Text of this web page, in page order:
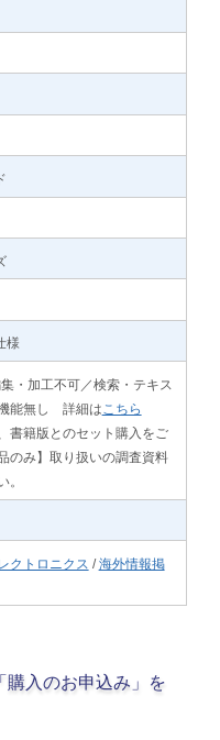
様
・加工不可／検索・テキス
能無し 詳細は こちら
書籍版とのセット購入をご
のみ】取り扱いの調査資料
。
クトロニクス /海外情報掲
購入のお申込み」を